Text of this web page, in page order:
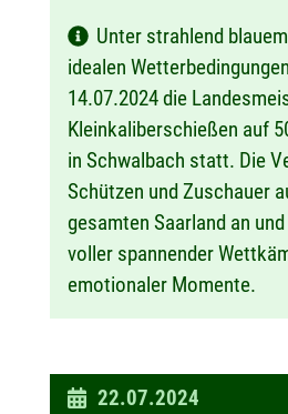
Unter strahlend
idealen
14.07.2024 die
Kleinkaliberschießen auf
in Schwalbach statt. Die
Schützen und Zuschauer
gesamten Saarland an
voller spannender
emotionaler Momente.
D
22.07.2024